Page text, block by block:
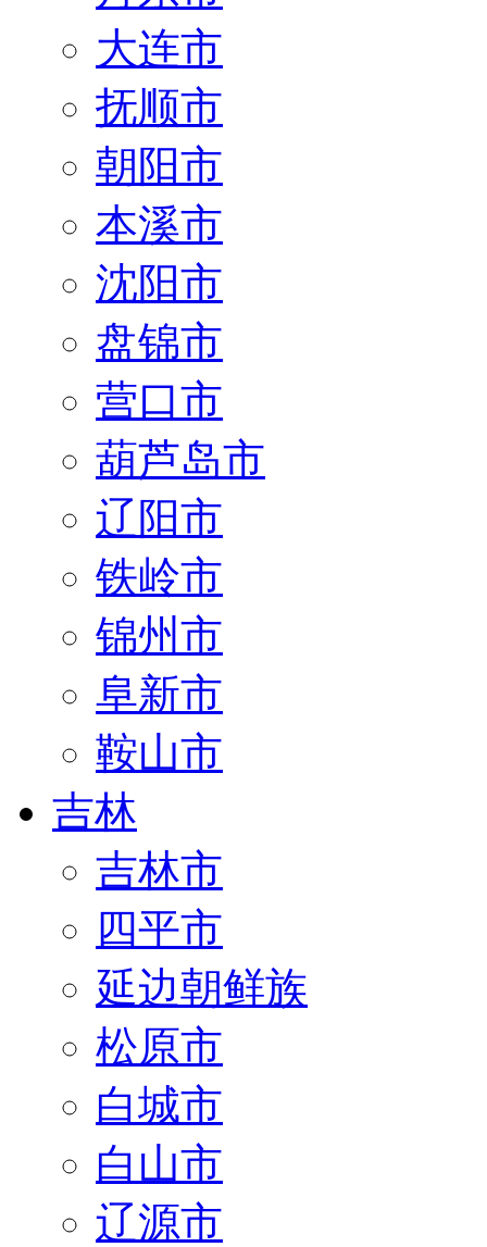
大连市
抚顺市
朝阳市
本溪市
沈阳市
盘锦市
营口市
葫芦岛市
辽阳市
铁岭市
锦州市
阜新市
鞍山市
吉林
吉林市
四平市
延边朝鲜族
松原市
白城市
白山市
辽源市